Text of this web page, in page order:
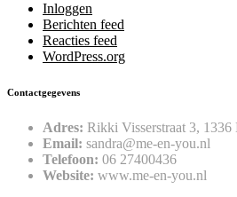
Inloggen
Berichten feed
Reacties feed
WordPress.org
Contactgegevens
Adres: Rikki Visserstraat 3,
Email: sandra@me-en-you.nl
Telefoon: 06 27400436
Website: www.me-en-you.nl